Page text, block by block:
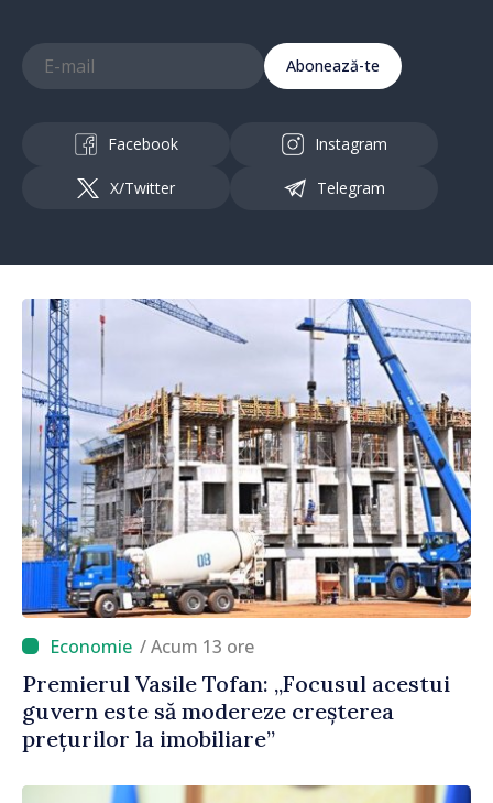
Abonează-te
Facebook Instagram
X/Twitter Telegram
/ Acum 13 ore
Premierul Vasile Tofan: „Focusul acestui
guvern este să modereze creșterea
prețurilor la imobiliare”